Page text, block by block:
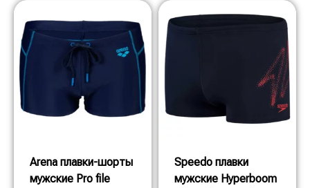
Arena плавки-шорты
мужские Pro file
Speedo плавки
мужские Hyperboom